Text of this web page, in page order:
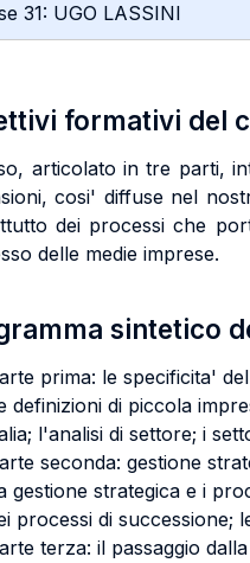
31: UGO LASSINI
formativi del
articolato in tre parti,
cosi' diffuse nel
dei processi che
delle medie imprese.
sintetico
prima: le specificita'
definizioni di piccola
l'analisi di settore; i
seconda: gestione
gestione strategica e i
processi di successione;
terza: il passaggio